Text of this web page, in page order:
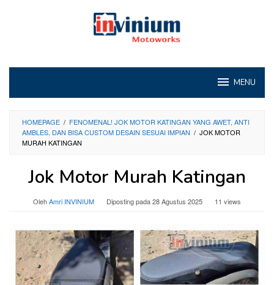
MENU
HOMEPAGE / FENOMENAL! JOK MOTOR KATINGAN YANG AWET, ANTI
AMBLES, DAN BISA CUSTOM DESAIN SESUAI IMPIAN / JOK MOTOR
MURAH KATINGAN
Jok Motor Murah Katingan
OlehAmri INVINIUM Diposting pada28 Agustus 2025 11 views